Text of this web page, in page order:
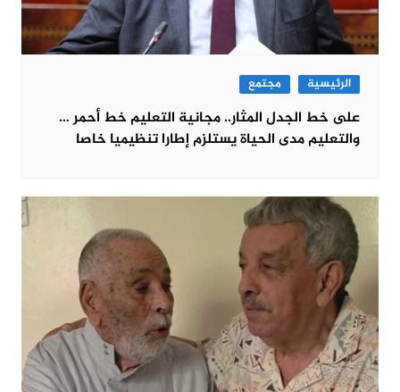
الرئيسية مجتمع
على خط الجدل المثار.. مجانية التعليم خط أحمر …
والتعليم مدى الحياة يستلزم إطارا تنظيميا خاصا